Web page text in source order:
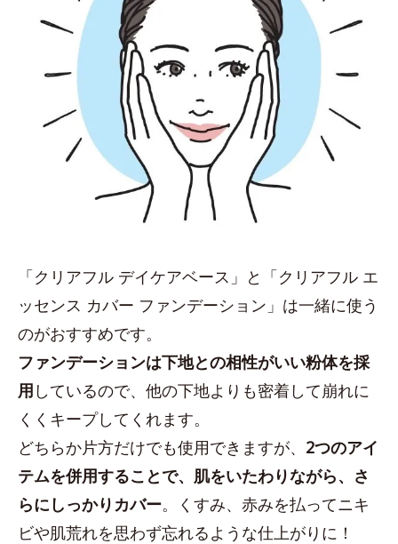
「クリアフル デイケアベース」と「クリアフル エ
ッセンス カバー ファンデーション」は一緒に使う
のがおすすめです。
ファンデーションは下地との相性がいい粉体を採
用 しているので、他の下地よりも密着して崩れに
くくキープしてくれます。
どちらか片方だけでも使用できますが、 2つのアイ
テムを併用することで、肌をいたわりながら、さ
らにしっかりカバー。くすみ、赤みを払ってニキ
ビや肌荒れを思わず忘れるような仕上がりに！